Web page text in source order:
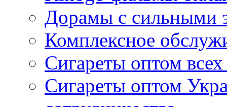
Дорамы с сильными
Комплексное
Сигареты оптом
Сигареты оптом